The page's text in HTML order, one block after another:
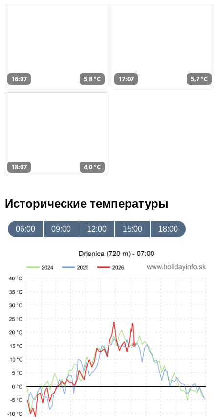
16:07 5,8 °C 17:07 5,7 °C
18:07 4,0 °C
Исторические температуры
06:00 09:00 12:00 15:00 18:00